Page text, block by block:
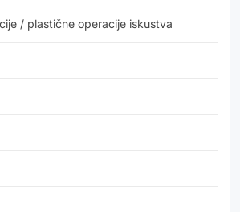
/ plastične operacije iskustva